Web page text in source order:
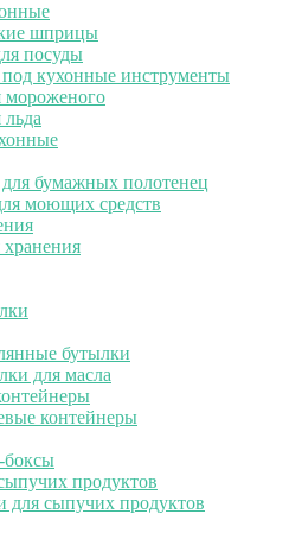
шприцы
посуды
кухонные инструменты
бумажных полотенец
моющих средств
хранения
бутылки
для масла
контейнеры
продуктов
для сыпучих продуктов